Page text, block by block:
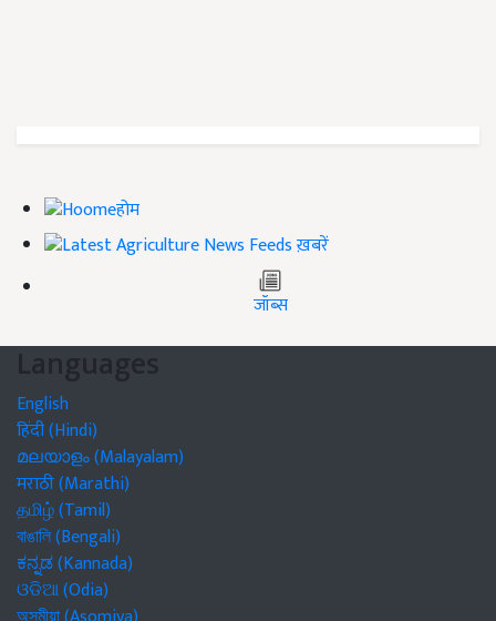
होम
ख़बरें
जॉब्स
Languages
English
हिंदी (Hindi)
മലയാളം (Malayalam)
मराठी (Marathi)
தமிழ் (Tamil)
বাঙালি (Bengali)
ಕನ್ನಡ (Kannada)
ଓଡିଆ (Odia)